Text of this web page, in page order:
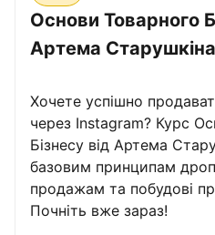
Основи Товарного
Артема Старушкіна
Хочете успішно
через Instagram? Курс
Бізнесу від Артема
базовим принципам
продажам та побудові
Почніть вже зараз!